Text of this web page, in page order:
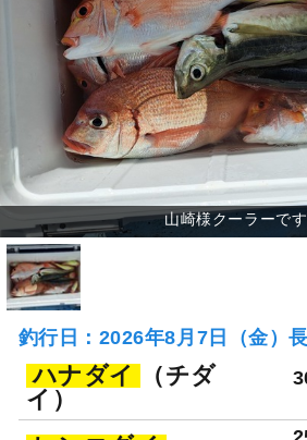
釣行日：2026年8月7日（金）
ハナダイ
（チダ
イ）